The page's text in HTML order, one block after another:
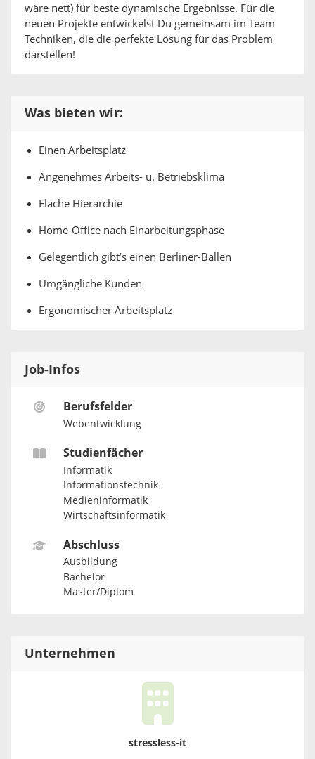
wäre nett) für beste dynamische Ergebnisse. Für die
neuen Projekte entwickelst Du gemeinsam im Team
Techniken, die die perfekte Lösung für das Problem
darstellen!
Was bieten wir:
Einen Arbeitsplatz
Angenehmes Arbeits- u. Betriebsklima
Flache Hierarchie
Home-Office nach Einarbeitungsphase
Gelegentlich gibt’s einen Berliner-Ballen
Umgängliche Kunden
Ergonomischer Arbeitsplatz
Job-Infos
Berufsfelder
Webentwicklung
Studienfächer
Informatik
Informationstechnik
Medieninformatik
Wirtschaftsinformatik
Abschluss
Ausbildung
Bachelor
Master/Diplom
Unternehmen
stressless-it